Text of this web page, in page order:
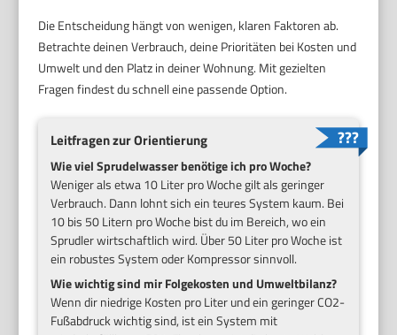
Die Entscheidung hängt von wenigen, klaren Faktoren ab.
Betrachte deinen Verbrauch, deine Prioritäten bei Kosten und
Umwelt und den Platz in deiner Wohnung. Mit gezielten
Fragen findest du schnell eine passende Option.
Leitfragen zur Orientierung
Wie viel Sprudelwasser benötige ich pro Woche?
Weniger als etwa 10 Liter pro Woche gilt als geringer
Verbrauch. Dann lohnt sich ein teures System kaum. Bei
10 bis 50 Litern pro Woche bist du im Bereich, wo ein
Sprudler wirtschaftlich wird. Über 50 Liter pro Woche ist
ein robustes System oder Kompressor sinnvoll.
Wie wichtig sind mir Folgekosten und Umweltbilanz?
Wenn dir niedrige Kosten pro Liter und ein geringer CO2-
Fußabdruck wichtig sind, ist ein System mit